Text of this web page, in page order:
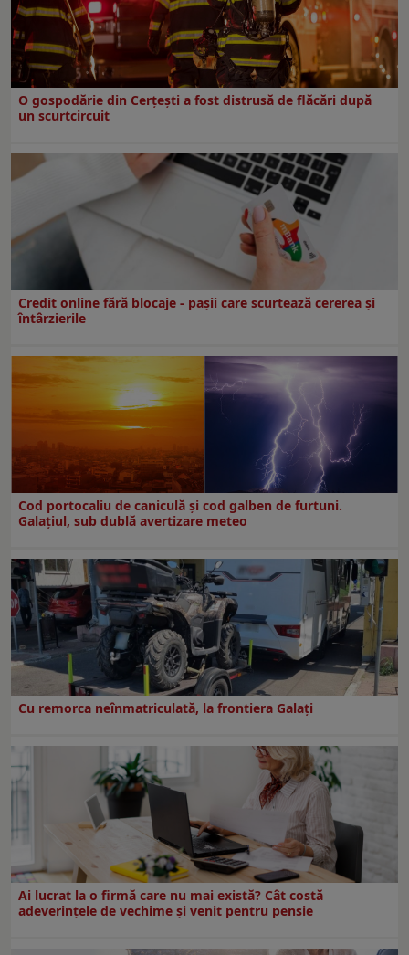
O gospodărie din Cerțești a fost distrusă de flăcări după
un scurtcircuit
Credit online fără blocaje - pașii care scurtează cererea și
întârzierile
Cod portocaliu de caniculă și cod galben de furtuni.
Galațiul, sub dublă avertizare meteo
Cu remorca neînmatriculată, la frontiera Galați
Ai lucrat la o firmă care nu mai există? Cât costă
adeverințele de vechime și venit pentru pensie